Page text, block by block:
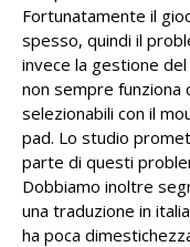
Fortunatamente il
spesso, quindi il
invece la gestione
non sempre
selezionabili con il
pad. Lo studio
parte di questi
Dobbiamo inoltre
una traduzione in
ha poca